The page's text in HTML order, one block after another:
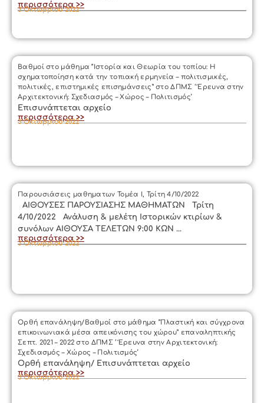
περισσότερα >>
3 Οκτωβρίου 2022
Βαθμοί στο μάθημα “Ιστορία και Θεωρία του τοπίου: Η
σχηματοποίηση κατά την τοπιακή ερμηνεία – πολιτισμικές,
πολιτικές, επιστημικές επισημάνσεις” στο ΔΠΜΣ ‘ Έρευνα στην
Αρχιτεκτονική: Σχεδιασμός – Χώρος – Πολιτισμός’
Επισυνάπτεται αρχείο
περισσότερα >>
3 Οκτωβρίου 2022
Παρουσιάσεις μαθηματων Τομέα Ι, Τρίτη 4/10/2022
ΑΙΘΟΥΣΕΣ ΠΑΡΟΥΣΙΑΣΗΣ ΜΑΘΗΜΑΤΩΝ Τρίτη
4/10/2022 Ανάλυση & μελέτη Ιστορικών κτιρίων &
συνόλων ΑΙΘΟΥΣΑ ΤΕΛΕΤΩΝ 9:00 ΚΩΝ ...
περισσότερα >>
3 Οκτωβρίου 2022
Ορθή επανάληψη/Βαθμοί στο μάθημα “Πλαστική και σύγχρονα
επικοινωνιακά μέσα απεικόνισης του χώρου” επαναληπτικής
Σεπτ. 2021 – 2022 στο ΔΠΜΣ ‘ Έρευνα στην Αρχιτεκτονική:
Σχεδιασμός – Χώρος – Πολιτισμός’
Ορθή επανάληψη/ Επισυνάπτεται αρχείο
περισσότερα >>
3 Οκτωβρίου 2022